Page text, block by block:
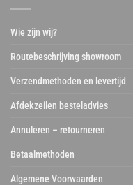
Wie zijn wij?
Routebeschrijving showroom
Verzendmethoden en levertijd
Afdekzeilen besteladvies
Annuleren – retourneren
Betaalmethoden
Algemene Voorwaarden